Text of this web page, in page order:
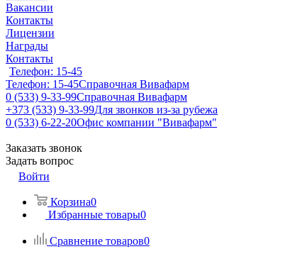
Вакансии
Контакты
Лицензии
Награды
Контакты
Телефон: 15-45
Телефон: 15-45Справочная Вивафарм
0 (533) 9-33-99Справочная Вивафарм
+373 (533) 9-33-99Для звонков из-за рубежа
0 (533) 6-22-20Офис компании "Вивафарм"
Заказать звонок
Задать вопрос
Войти
Корзина0
Избранные товары0
Сравнение товаров0